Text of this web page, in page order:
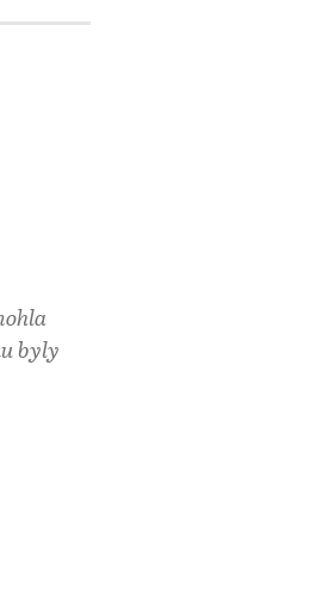
byly